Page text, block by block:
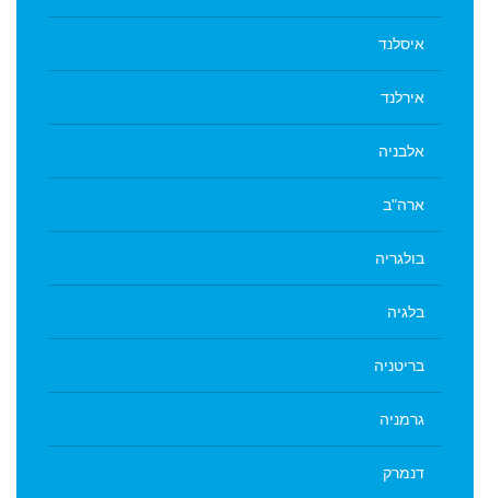
איסלנד
אירלנד
אלבניה
ארה"ב
בולגריה
בלגיה
בריטניה
גרמניה
דנמרק